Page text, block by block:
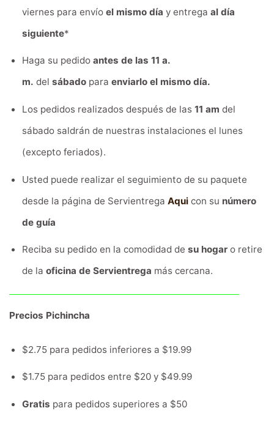
viernes para envío el mismo día y entrega al día
siguiente*
Haga su pedido antes de las 11 a.
m. del sábadopara enviarlo el mismo día.
Los pedidos realizados después de las 11 am del
sábado saldrán de nuestras instalaciones el lunes
(excepto feriados).
Usted puede realizar el seguimiento de su paquete
desde la página de Servientrega Aquicon su número
de guía
Reciba su pedido en la comodidad de su hogaro retire
de la oficina de Servientrega más cercana.
Precios Pichincha
$2.75 para pedidos inferiores a $19.99
$1.75 para pedidos entre $20 y $49.99
Gratis para pedidos superiores a $50